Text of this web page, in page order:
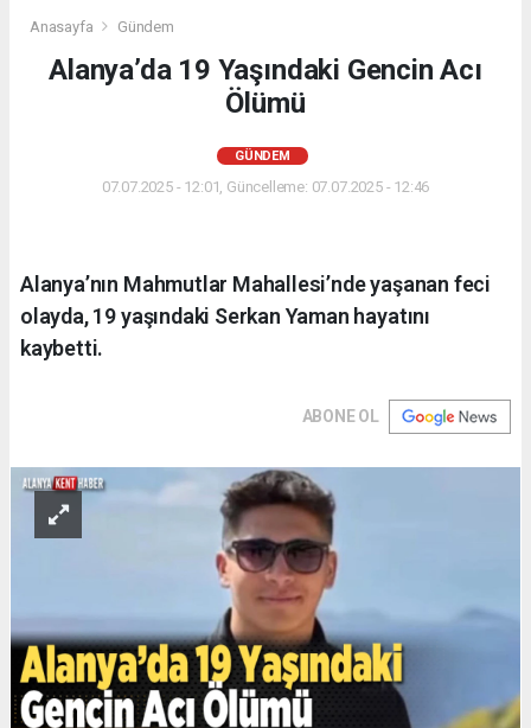
Anasayfa Gündem
Alanya’da 19 Yaşındaki Gencin Acı
Ölümü
GÜNDEM
07.07.2025 - 12:01, Güncelleme: 07.07.2025 - 12:46
Alanya’nın Mahmutlar Mahallesi’nde yaşanan feci
olayda, 19 yaşındaki Serkan Yaman hayatını
kaybetti.
ABONE OL